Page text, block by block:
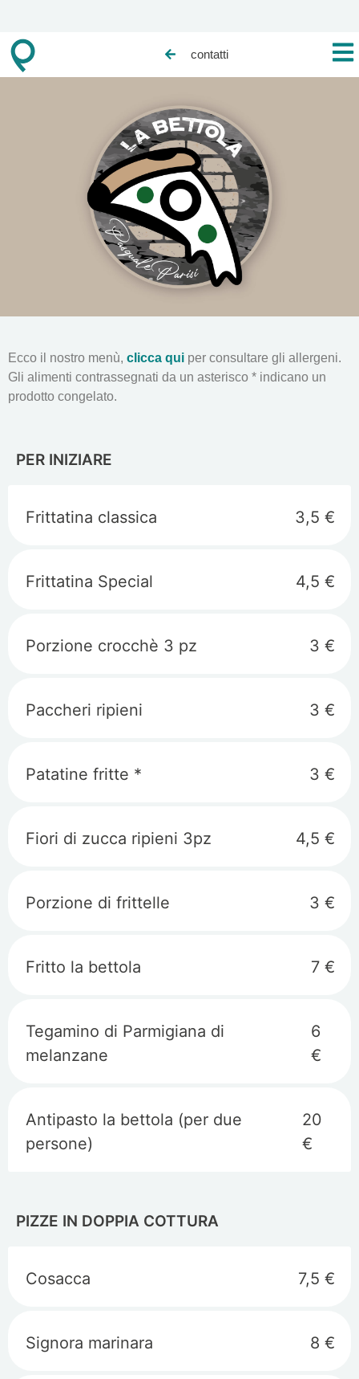
contatti
Ecco il nostro menù, clicca qui per consultare gli allergeni.
Gli alimenti contrassegnati da un asterisco * indicano un
prodotto congelato.
PER INIZIARE
Frittatina classica 3,5 €
Frittatina Special 4,5 €
Porzione crocchè 3 pz 3 €
Paccheri ripieni 3 €
Patatine fritte * 3 €
Fiori di zucca ripieni 3pz 4,5 €
Porzione di frittelle 3 €
Fritto la bettola 7 €
Tegamino di Parmigiana di
melanzane
6
€
Antipasto la bettola (per due
persone)
20
€
PIZZE IN DOPPIA COTTURA
Cosacca 7,5 €
Signora marinara 8 €